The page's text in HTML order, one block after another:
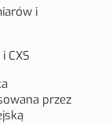
i
CXS
przez